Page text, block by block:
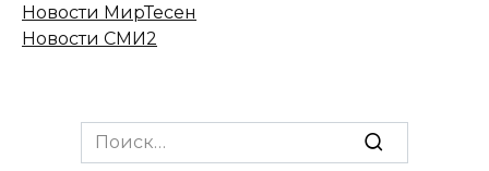
Новости МирТесен
Новости СМИ2
Search
for: